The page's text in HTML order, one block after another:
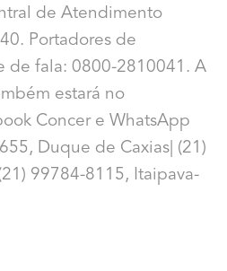
de Atendimento
Portadores de
de fala: 0800-2810041. A
estará no
Concer e WhatsApp
Duque de Caxias| (21)
99784-8115, Itaipava-